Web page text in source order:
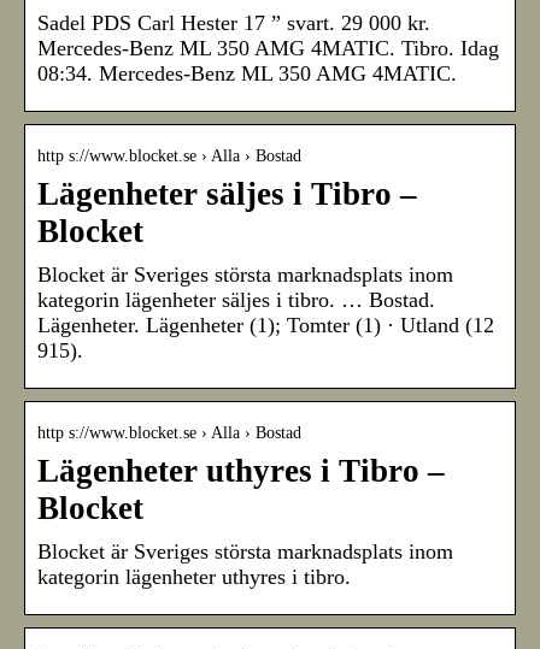
Sadel PDS Carl Hester 17 ” svart. 29 000 kr.
Mercedes-Benz ML 350 AMG 4MATIC. Tibro. Idag
08:34. Mercedes-Benz ML 350 AMG 4MATIC.
http s://www.blocket.se › Alla › Bostad
Lägenheter säljes i Tibro –
Blocket
Blocket är Sveriges största marknadsplats inom
kategorin lägenheter säljes i tibro. … Bostad.
Lägenheter. Lägenheter (1); Tomter (1) · Utland (12
915).
http s://www.blocket.se › Alla › Bostad
Lägenheter uthyres i Tibro –
Blocket
Blocket är Sveriges största marknadsplats inom
kategorin lägenheter uthyres i tibro.